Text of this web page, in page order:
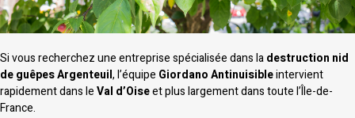
Si vous recherchez une entreprise spécialisée dans ladestruction nid
de guêpes Argenteuil, l’équipe Giordano Antinuisibleintervient
rapidement dans leVal d’Oiseet plus largement dans toute l’Île-de-
France.